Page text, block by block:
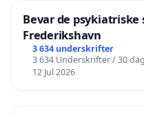
Bevar de psykiatriske
Frederikshavn
3 634 underskrifter
3 634 Underskrifter / 30
12 Jul 2026